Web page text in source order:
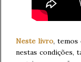
Neste livro, temos
nestas condições,